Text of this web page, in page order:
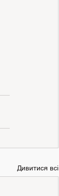
Дивитися всі